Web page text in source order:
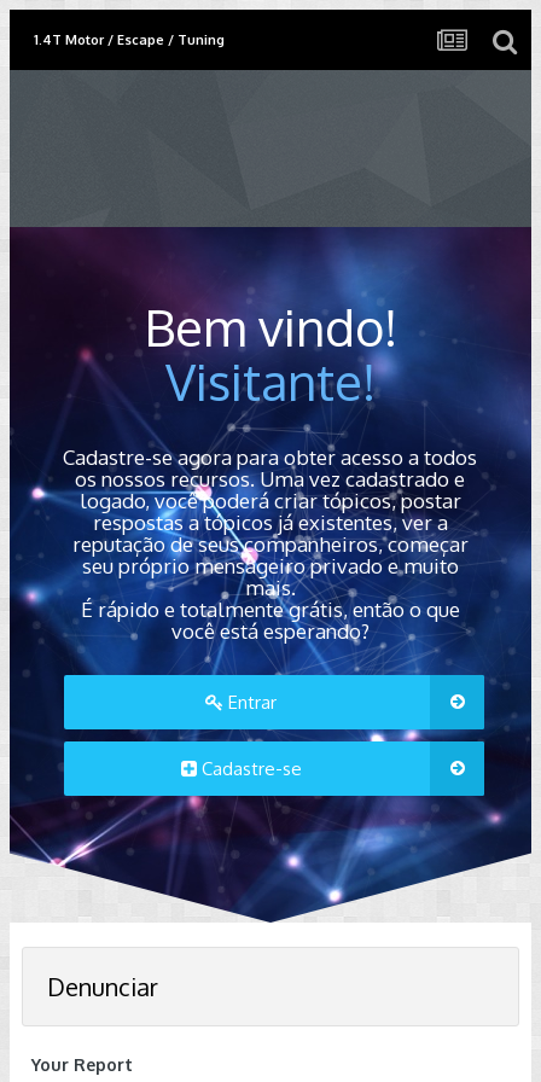
1.4T Motor / Escape / Tuning
Bem vindo!
Visitante!
Cadastre-se agora para obter acesso a todos
os nossos recursos. Uma vez cadastrado e
logado, você poderá criar tópicos, postar
respostas a tópicos já existentes, ver a
reputação de seus companheiros, começar
seu próprio mensageiro privado e muito
mais.
É rápido e totalmente grátis, então o que
você está esperando?
Entrar
Cadastre-se
Denunciar
Your Report